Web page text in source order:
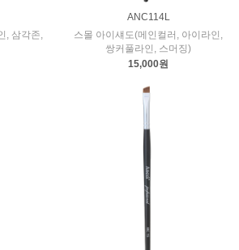
, 삼각존,
ANC114L
스몰 아이섀도(메인컬러, 아이라인,
쌍커풀라인, 스머징)
15,000원